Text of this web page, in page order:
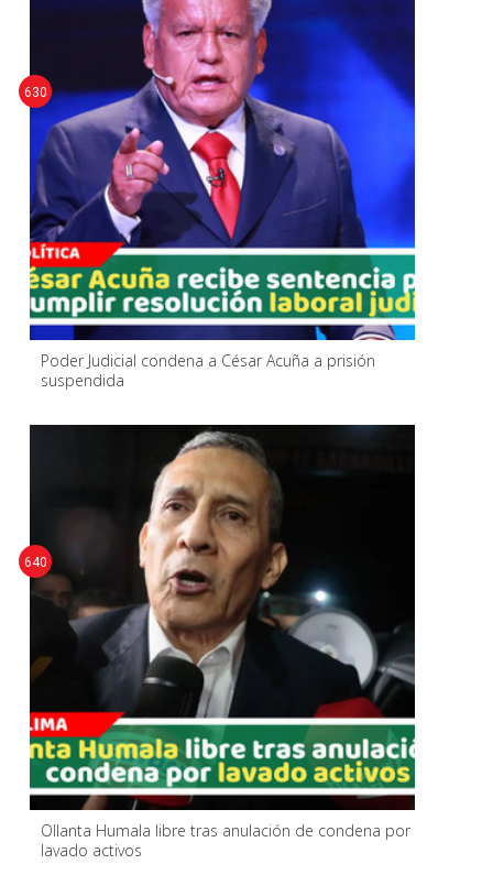
Poder Judicial condena a César Acuña a prisión
suspendida
630
Ollanta Humala libre tras anulación de condena por
lavado activos
640